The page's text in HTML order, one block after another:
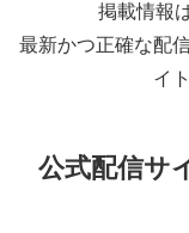
掲載情報
最新かつ正確な配
イ
公式配信サ